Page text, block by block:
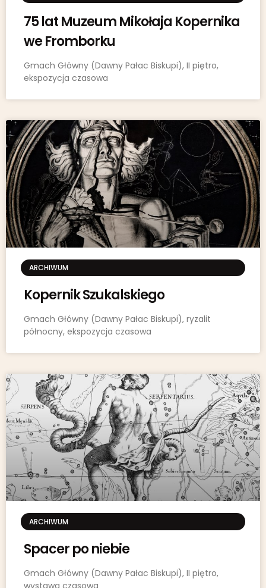
75 lat Muzeum Mikołaja Kopernika
we Fromborku
Gmach Główny (Dawny Pałac Biskupi), II piętro,
ekspozycja czasowa
ARCHIWUM
Kopernik Szukalskiego
Gmach Główny (Dawny Pałac Biskupi), ryzalit
północny, ekspozycja czasowa
ARCHIWUM
Spacer po niebie
Gmach Główny (Dawny Pałac Biskupi), II piętro,
wystawa czasowa